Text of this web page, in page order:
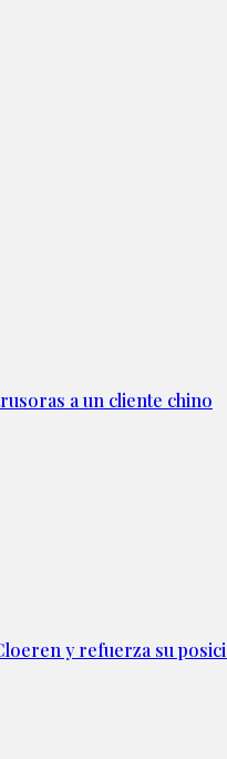
a un cliente chino
y refuerza su